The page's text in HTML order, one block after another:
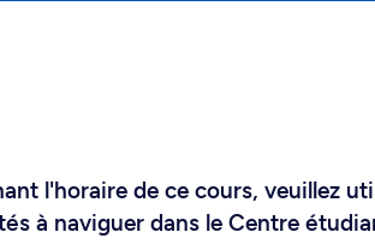
l'horaire de ce cours, veuillez
à naviguer dans le Centre